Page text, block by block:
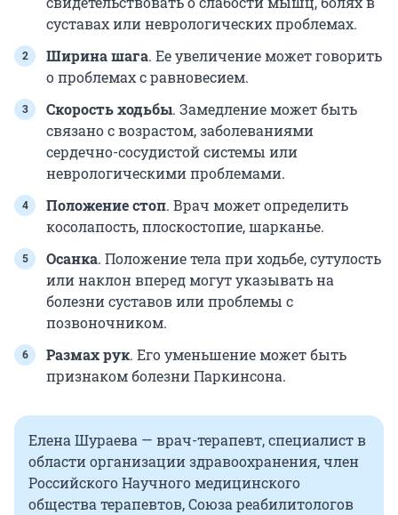
суставах или неврологических проблемах.
Ширина шага. Ее увеличение может говорить
о проблемах с равновесием.
Скорость ходьбы. Замедление может быть
связано с возрастом, заболеваниями
сердечно-сосудистой системы или
неврологическими проблемами.
Положение стоп. Врач может определить
косолапость, плоскостопие, шарканье.
Осанка. Положение тела при ходьбе, сутулость
или наклон вперед могут указывать на
болезни суставов или проблемы с
позвоночником.
Размах рук. Его уменьшение может быть
признаком болезни Паркинсона.
Елена Шураева — врач-терапевт, специалист в
области организации здравоохранения, член
Российского Научного медицинского
общества терапевтов, Союза реабилитологов